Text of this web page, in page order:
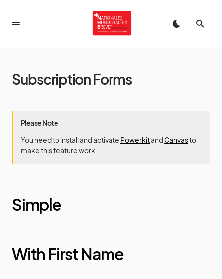
Subscription Forms
Please Note
You need to install and activate PowerkitandCanvasto
make this feature work.
Simple
With First Name